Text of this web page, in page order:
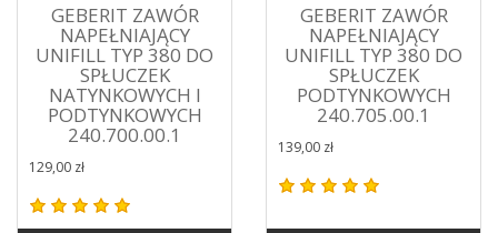
GEBERIT ZAWÓR
NAPEŁNIAJĄCY
UNIFILL TYP 380 DO
SPŁUCZEK
NATYNKOWYCH I
PODTYNKOWYCH
240.700.00.1
129,00 zł
GEBERIT ZAWÓR
NAPEŁNIAJĄCY
UNIFILL TYP 380 DO
SPŁUCZEK
PODTYNKOWYCH
240.705.00.1
139,00 zł